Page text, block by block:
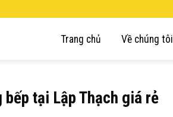
Trang chủ Về chúng tôi
tại Lập Thạch giá rẻ